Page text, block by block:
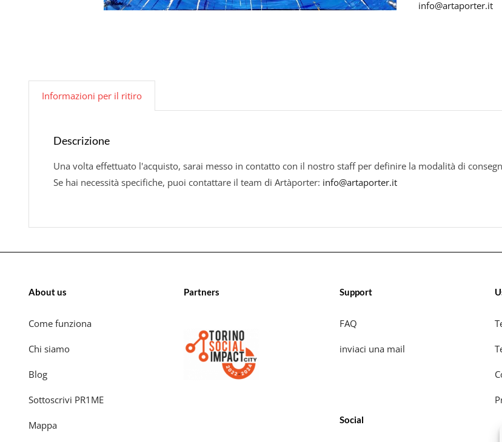
info@artaporter.it
Informazioni per il ritiro
Descrizione
Una volta effettuato l'acquisto, sarai messo in contatto con il nostro staff per definire la modalità di
Se hai necessità specifiche, puoi contattare il team di Artàporter: info@artaporter.it
About us
Come funziona
Chi siamo
Blog
Sottoscrivi PR1ME
Mappa
Partners Support
FAQ
inviaci una mail
Social